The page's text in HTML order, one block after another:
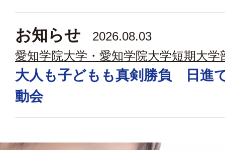
お知らせ
2026.08.03
愛知学院大学・愛知学院大学短期大学
大人も子どもも真剣勝負 日進
動会